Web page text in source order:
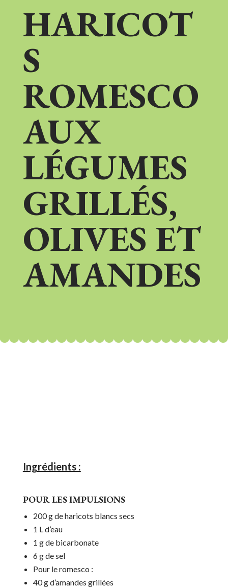
HARICOT
S
ROMESCO
AUX
LÉGUMES
GRILLÉS,
OLIVES ET
AMANDES
Ingrédients :
POUR LES IMPULSIONS
200 g de haricots blancs secs
1 L d’eau
1 g de bicarbonate
6 g de sel
Pour le romesco :
40 g d’amandes grillées